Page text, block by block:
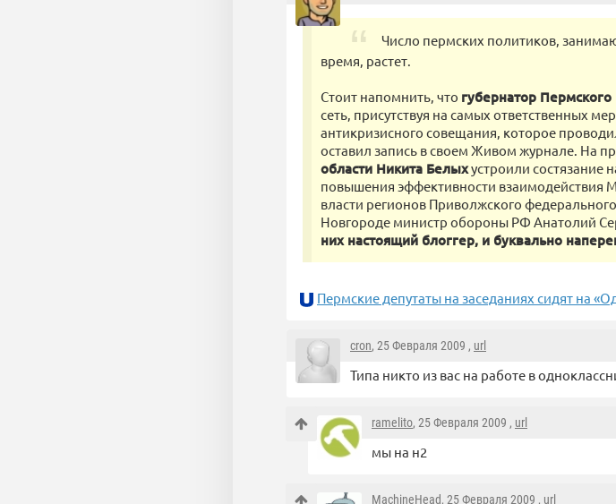
Число пермских политиков,
время, растет.
Стоит напомнить, что губернатор
сеть, присутствуя на самых ответственных
антикризисного совещания, которое
оставил запись в своем Живом журнале. На
области Никита Белыхустроили состязание
повышения эффективности взаимодействия
власти регионов Приволжского
Новгороде министр обороны РФ Анатолий
них настоящий блоггер, и буквально
Пермские депутаты на заседаниях сидят на
cron, 25 Февраля 2009 , url
Типа никто из вас на работе в
ramelito, 25 Февраля 2009 , url
мы на н2
MachineHead, 25 Февраля 2009 , url